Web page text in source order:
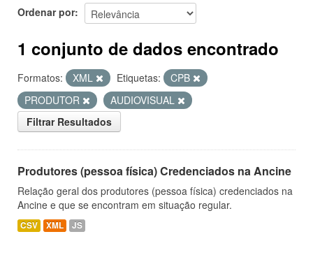
Ordenar por
1 conjunto de dados encontrado
Formatos: XML Etiquetas:
CPB
PRODUTOR
AUDIOVISUAL
Filtrar Resultados
Produtores (pessoa física) Credenciados na Ancine
Relação geral dos produtores (pessoa física) credenciados na
Ancine e que se encontram em situação regular.
CSV XML JS